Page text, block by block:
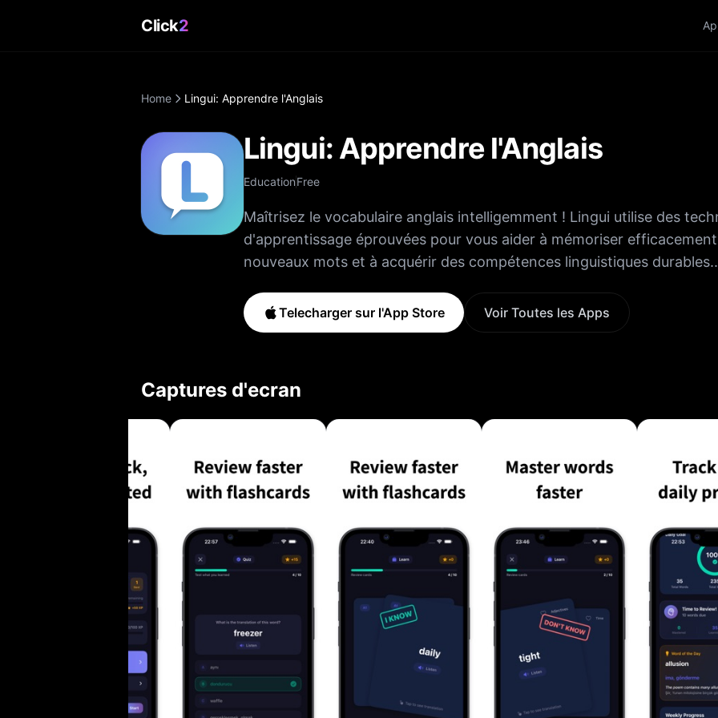
Click2
Home Lingui: Apprendre l'Anglais
Lingui: Apprendre l'Anglais
EducationFree
Maîtrisez le vocabulaire anglais intelligemment ! Lingui utilise des
d'apprentissage éprouvées pour vous aider à mémoriser
nouveaux mots et à acquérir des compétences linguistiques durables.
rendent l'apprentissage intuitif et ludique • Le mode quiz teste vos
connaissances avec des questions à choix multiples • La répétition espacée
quotidiennes pour rester motivé • Gagnez de l'XP et progressez au fil de votre
apprentissage • Débloquez 41 succès répartis dans 6 catégories • Relevez les
Plus de 5 000 mots anglais soigneusement sélectionnés • Mots classés par
niveaux du CECRL (A1 à C2) • Chaque mot inclut la prononciation, des
du quotidien : alimentation, voyages, affaires, technologie et bien
CONÇU POUR LES APPRENANTS MANIÈRES ET OCCUPÉES • Sessions
quotidiennes rapides de 5 à 10 minutes • Apprenez seulement 10 mots par jour
et constatez de réels progrès • Accès hors ligne : apprenez partout, à tout
moment • Interface claire et sans distractions APPRENTISSAGE
PERSONNALISÉ PARCOURS • Commencez à votre niveau actuel • Le
vocabulaire s'adapte automatiquement à votre progression • Le système de
révision vous propose les mots à revoir • Listes de mots personnalisées et
Telecharger sur l'App Store Voir Toutes les Apps
Captures d'ecran